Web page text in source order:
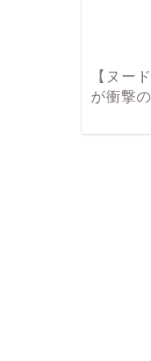
【ヌー
が衝撃